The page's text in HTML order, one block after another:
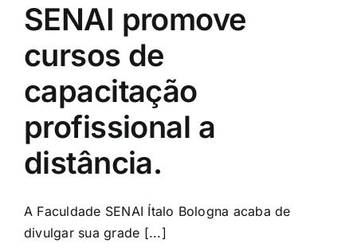
SENAI promove
cursos de
capacitação
profissional a
distância.
A Faculdade SENAI Ítalo Bologna acaba de
divulgar sua grade [...]